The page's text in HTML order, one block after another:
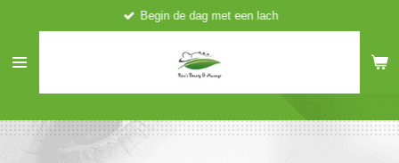
naar
hoofdinhoud
Begin de dag met een lach